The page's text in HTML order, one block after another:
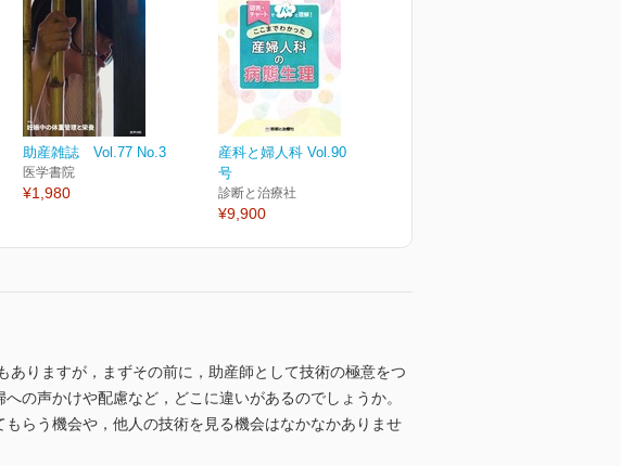
助産雑誌 Vol.77 No.3
医学書院
¥1,980
産科と婦人科 Vol.90 増刊
号
診断と治療社
¥9,900
りますが，まずその前に，助産師として技術の極意をつ
の声かけや配慮など，どこに違いがあるのでしょうか。
らう機会や，他人の技術を見る機会はなかなかありませ